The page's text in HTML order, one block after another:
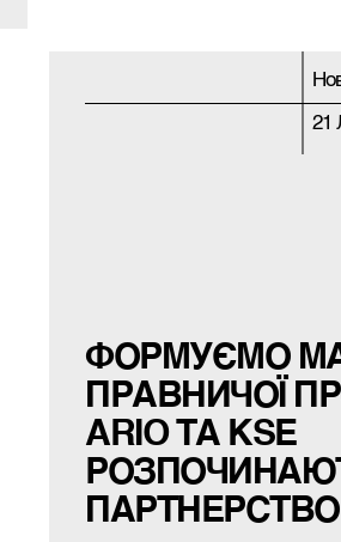
21
ФОРМУЄМО
ПРАВНИЧОЇ
ARIO ТА KSE
ПАРТНЕРСТВО